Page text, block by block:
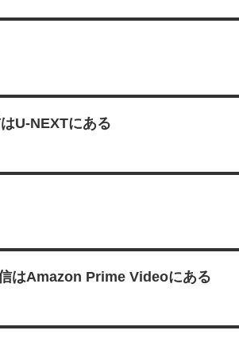
U-NEXTにある
はAmazon Prime Videoにある